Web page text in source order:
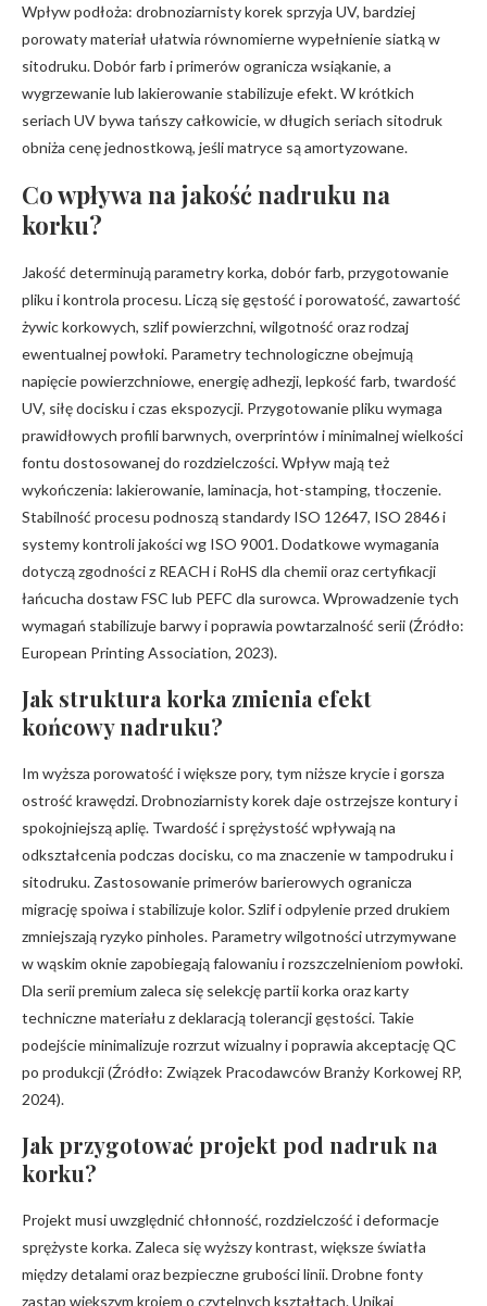
Wpływ podłoża: drobnoziarnisty korek sprzyja UV, bardziej
porowaty materiał ułatwia równomierne wypełnienie siatką w
sitodruku. Dobór farb i primerów ogranicza wsiąkanie, a
wygrzewanie lub lakierowanie stabilizuje efekt. W krótkich
seriach UV bywa tańszy całkowicie, w długich seriach sitodruk
obniża cenę jednostkową, jeśli matryce są amortyzowane.
Co wpływa na jakość nadruku na
korku?
Jakość determinują parametry korka, dobór farb, przygotowanie
pliku i kontrola procesu. Liczą się gęstość i porowatość, zawartość
żywic korkowych, szlif powierzchni, wilgotność oraz rodzaj
ewentualnej powłoki. Parametry technologiczne obejmują
napięcie powierzchniowe, energię adhezji, lepkość farb, twardość
UV, siłę docisku i czas ekspozycji. Przygotowanie pliku wymaga
prawidłowych profili barwnych, overprintów i minimalnej wielkości
fontu dostosowanej do rozdzielczości. Wpływ mają też
wykończenia: lakierowanie, laminacja, hot-stamping, tłoczenie.
Stabilność procesu podnoszą standardy ISO 12647, ISO 2846 i
systemy kontroli jakości wg ISO 9001. Dodatkowe wymagania
dotyczą zgodności z REACH i RoHS dla chemii oraz certyfikacji
łańcucha dostaw FSC lub PEFC dla surowca. Wprowadzenie tych
wymagań stabilizuje barwy i poprawia powtarzalność serii (Źródło:
European Printing Association, 2023).
Jak struktura korka zmienia efekt
końcowy nadruku?
Im wyższa porowatość i większe pory, tym niższe krycie i gorsza
ostrość krawędzi. Drobnoziarnisty korek daje ostrzejsze kontury i
spokojniejszą aplię. Twardość i sprężystość wpływają na
odkształcenia podczas docisku, co ma znaczenie w tampodruku i
sitodruku. Zastosowanie primerów barierowych ogranicza
migrację spoiwa i stabilizuje kolor. Szlif i odpylenie przed drukiem
zmniejszają ryzyko pinholes. Parametry wilgotności utrzymywane
w wąskim oknie zapobiegają falowaniu i rozszczelnieniom powłoki.
Dla serii premium zaleca się selekcję partii korka oraz karty
techniczne materiału z deklaracją tolerancji gęstości. Takie
podejście minimalizuje rozrzut wizualny i poprawia akceptację QC
po produkcji (Źródło: Związek Pracodawców Branży Korkowej RP,
2024).
Jak przygotować projekt pod nadruk na
korku?
Projekt musi uwzględnić chłonność, rozdzielczość i deformacje
sprężyste korka. Zaleca się wyższy kontrast, większe światła
między detalami oraz bezpieczne grubości linii. Drobne fonty
zastąp większym krojem o czytelnych kształtach. Unikaj